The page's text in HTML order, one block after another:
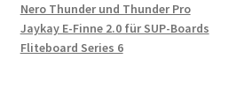
Nero Thunder und Thunder Pro
Jaykay E-Finne 2.0 für SUP-Boards
Fliteboard Series 6